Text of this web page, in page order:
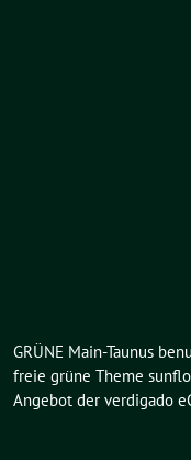
GRÜNE Main-Taunus
freie grüne Theme
Angebot der verdigado